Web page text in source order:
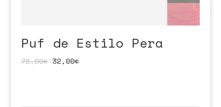
Puf de Estilo Pera
78,00€ 32,00€